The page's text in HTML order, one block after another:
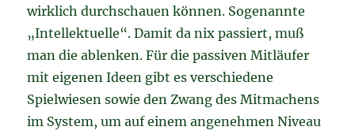
wirklich durchschauen können. Sogenannte
„Intellektuelle“. Damit da nix passiert, muß
man die ablenken. Für die passiven Mitläufer
mit eigenen Ideen gibt es verschiedene
Spielwiesen sowie den Zwang des Mitmachens
im System, um auf einem angenehmen Niveau